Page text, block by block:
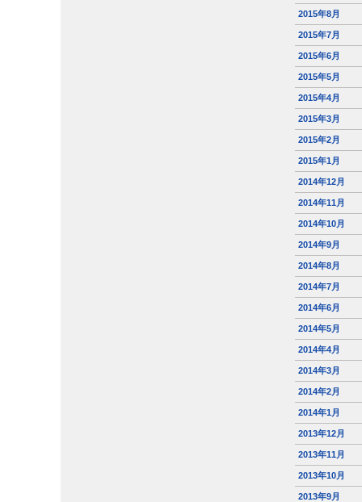
2015年8月
2015年7月
2015年6月
2015年5月
2015年4月
2015年3月
2015年2月
2015年1月
2014年12月
2014年11月
2014年10月
2014年9月
2014年8月
2014年7月
2014年6月
2014年5月
2014年4月
2014年3月
2014年2月
2014年1月
2013年12月
2013年11月
2013年10月
2013年9月